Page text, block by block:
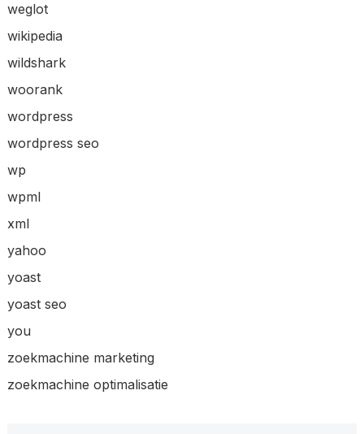
weglot
wikipedia
wildshark
woorank
wordpress
wordpress seo
wp
wpml
xml
yahoo
yoast
yoast seo
you
zoekmachine marketing
zoekmachine optimalisatie